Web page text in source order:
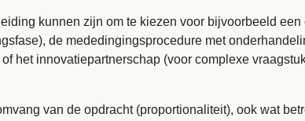
kunnen zijn om te kiezen voor bijvoorbeeld
de mededingingsprocedure met
het innovatiepartnerschap (voor complexe
van de opdracht (proportionaliteit), ook wat